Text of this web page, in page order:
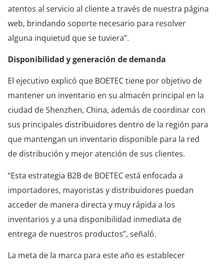
atentos al servicio al cliente a través de nuestra página
web, brindando soporte necesario para resolver
alguna inquietud que se tuviera”.
Disponibilidad y generación de demanda
El ejecutivo explicó que BOETEC tiene por objetivo de
mantener un inventario en su almacén principal en la
ciudad de Shenzhen, China, además de coordinar con
sus principales distribuidores dentro de la región para
que mantengan un inventario disponible para la red
de distribución y mejor atención de sus clientes.
“Esta estrategia B2B de BOETEC está enfocada a
importadores, mayoristas y distribuidores puedan
acceder de manera directa y muy rápida a los
inventarios y a una disponibilidad inmediata de
entrega de nuestros productos”, señaló.
La meta de la marca para este año es establecer